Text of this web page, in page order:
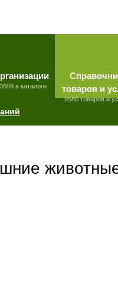
в каталоге
товаров и
9580 товаров и